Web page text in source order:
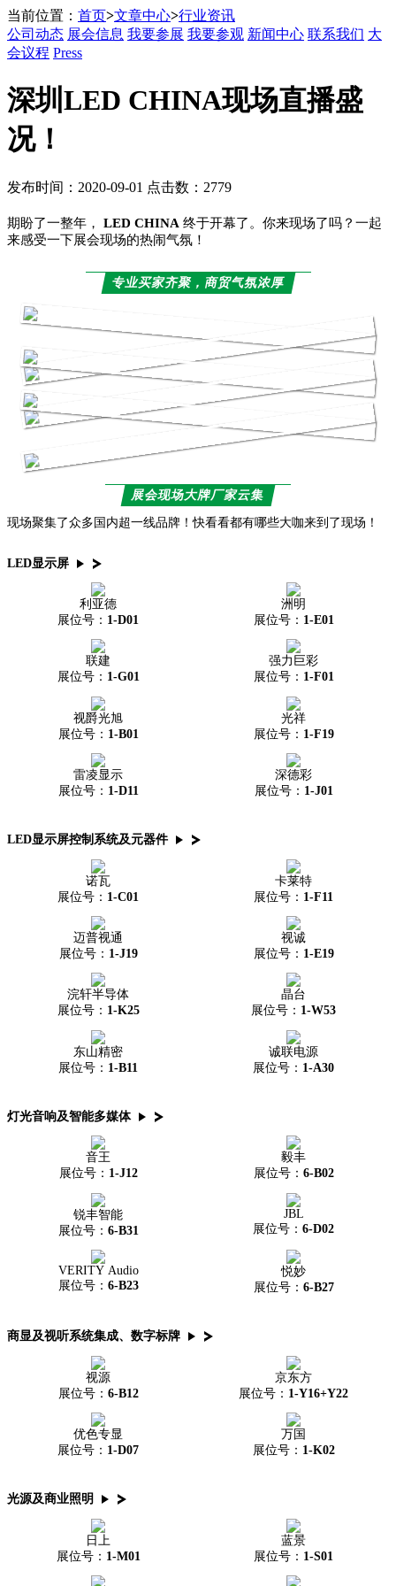
当前位置： 首页>文章中心>行业资讯
公司动态 展会信息 我要参展 我要参观 新闻中心 联系我们 大
会议程 Press
深圳LED CHINA现场直播盛
况！
发布时间：2020-09-01 点击数：2779
期盼了一整年， LED CHINA 终于开幕了。 你来现场了吗？ 一起
来感受一下展会现场的热闹气氛！
专业买家齐聚，商贸气氛浓厚
展会现场大牌厂家云集
现场聚集了众多国内超一线品牌！快看看都有哪些大咖来到了现场！
LED显示屏
利亚德
展位号： 1-D01
洲明
展位号： 1-E01
联建
展位号： 1-G01
强力巨彩
展位号： 1-F01
视爵光旭
展位号： 1-B01
光祥
展位号： 1-F19
雷凌显示
展位号： 1-D11
深德彩
展位号： 1-J01
LED显示屏控制系统及元器件
诺瓦
展位号： 1-C01
卡莱特
展位号： 1-F11
迈普视通
展位号： 1-J19
视诚
展位号： 1-E19
浣轩半导体
展位号： 1-K25
晶台
展位号： 1-W53
东山精密
展位号： 1-B11
诚联电源
展位号： 1-A30
灯光音响及智能多媒体
音王
展位号： 1-J12
毅丰
展位号： 6-B02
锐丰智能
展位号： 6-B31
JBL
展位号： 6-D02
VERITY Audio
展位号： 6-B23
悦妙
展位号： 6-B27
商显及视听系统集成、数字标牌
视源
展位号： 6-B12
京东方
展位号： 1-Y16+Y22
优色专显
展位号： 1-D07
万国
展位号： 1-K02
光源及商业照明
日上
展位号： 1-M01
蓝景
展位号： 1-S01